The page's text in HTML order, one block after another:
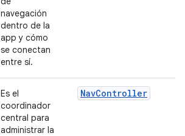
navegación
dentro de la
app y cómo
se conectan
entre sí.
Es el
coordinador
central para
administrar la
NavController